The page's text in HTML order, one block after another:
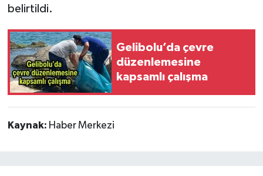
belirtildi.
Gelibolu’da çevre
düzenlemesine
kapsamlı çalışma
Kaynak: Haber Merkezi